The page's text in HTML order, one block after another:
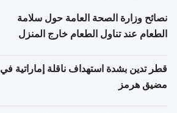
نصائح وزارة الصحة العامة حول سلامة
الطعام عند تناول الطعام خارج المنزل
قطر تدين بشدة استهداف ناقلة إماراتية في
مضيق هرمز